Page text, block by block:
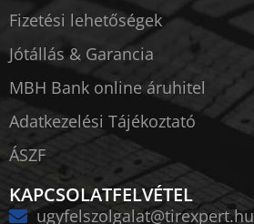
Fizetési lehetőségek
Jótállás & Garancia
MBH Bank online áruhitel
Adatkezelési Tájékoztató
ÁSZF
KAPCSOLATFELVÉTEL
ugyfelszolgalat@tirexpert.hu